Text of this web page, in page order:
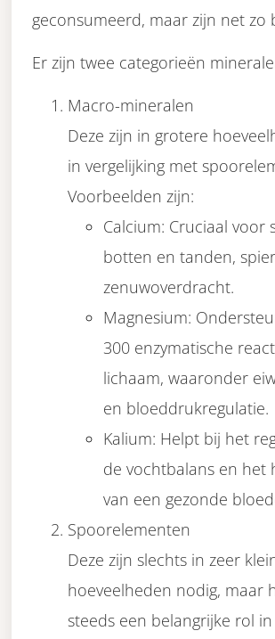
geconsumeerd, maar zijn net zo
Er zijn twee categorieën
Macro-mineralen
Deze zijn in grotere
in vergelijking met
Voorbeelden zijn:
Calcium: Cruciaal voor
botten en tanden,
zenuwoverdracht.
Magnesium:
300 enzymatische
lichaam, waaronder
en bloeddrukregulatie.
Kalium: Helpt bij het
de vochtbalans en het
van een gezonde
Spoorelementen
Deze zijn slechts in zeer
hoeveelheden nodig, maar
steeds een belangrijke rol